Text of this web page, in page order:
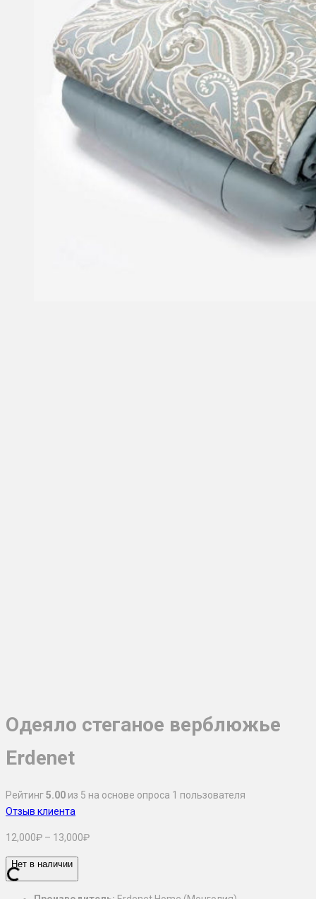
Одеяло стеганое верблюжье
Erdenet
Рейтинг5.00 из 5 на основе опроса 1 пользователя
Отзыв клиента
12,000₽ – 13,000₽Диапазон
Нет в наличии